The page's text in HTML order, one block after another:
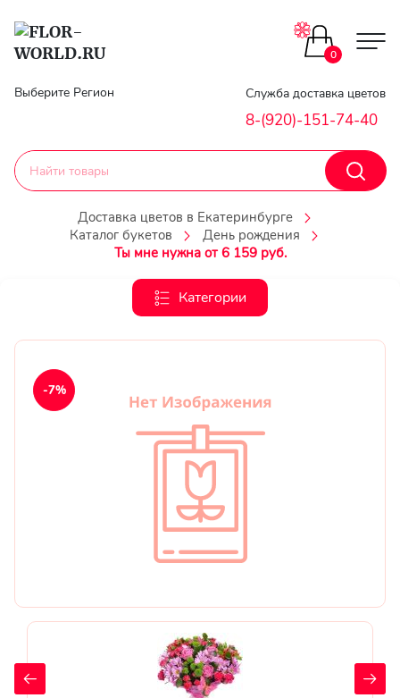
Главная
Гарантии
Доставка
Личный
Выберите Регион Служба доставка цветов
8-(920)-151-74-40
0
Доставка цветов в Екатеринбурге
Каталог букетов
День рождения
Ты мне нужна от 6 159 руб.
Категории
Цветы поштучно
Букеты до 2500
Каталог букетов
Корзины с цветами
Букеты из роз
Цветы дочери
-7%